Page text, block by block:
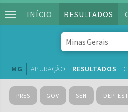
INÍCIO RESULTADOS
MG APURAÇÃO RESULTADOS
PRES GOV SEN DEP.